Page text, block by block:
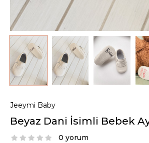
Jeeymi Baby
Beyaz Dani İsimli Bebek
0 yorum